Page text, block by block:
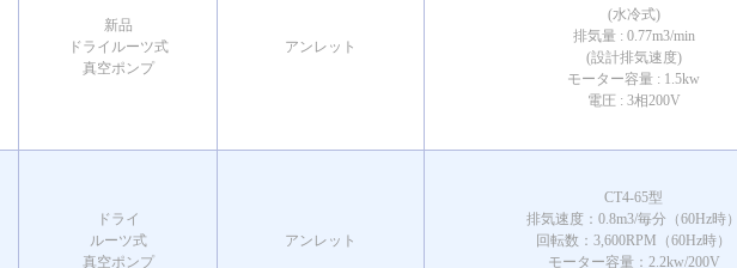
新品
ドライルーツ式
真空ポンプ
アンレット
(水冷式)
排気量 : 0.77m3/min
(設計排気速度)
モーター容量 : 1.5kw
電圧 : 3相200V
ドライ
ルーツ式
真空ポンプ
アンレット
CT4-65型
排気速度：0.8m3/毎分（60Hz時）
回転数：3,600RPM（60Hz時）
モーター容量：2.2kw/200V